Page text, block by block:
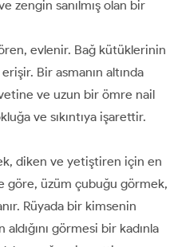
zengin sanılmış olan bir
evlenir. Bağ kütüklerinin
erişir. Bir asmanın altında
ve uzun bir ömre nail
ve sıkıntıya işarettir.
diken ve yetiştiren için en
göre, üzüm çubuğu görmek,
Rüyada bir kimsenin
aldığını görmesi bir kadınla